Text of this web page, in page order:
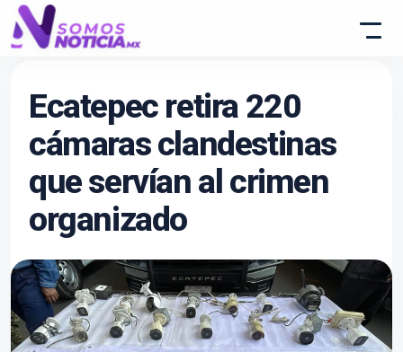
Ecatepec retira 220
cámaras clandestinas
que servían al crimen
organizado